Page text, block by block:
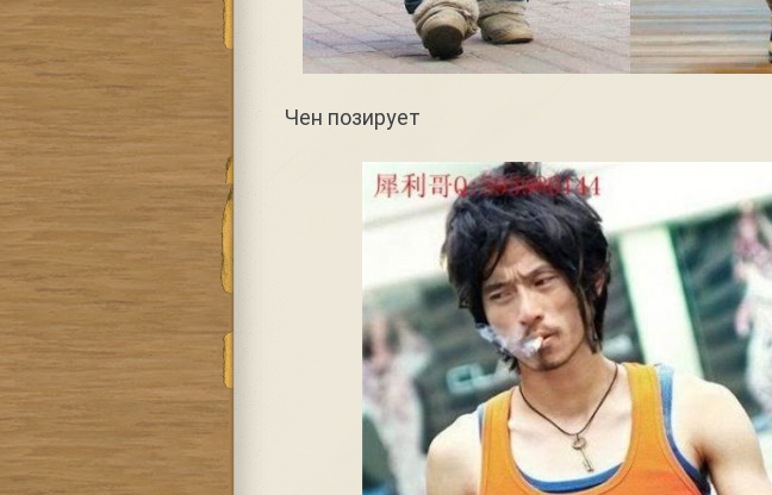
Чен позирует